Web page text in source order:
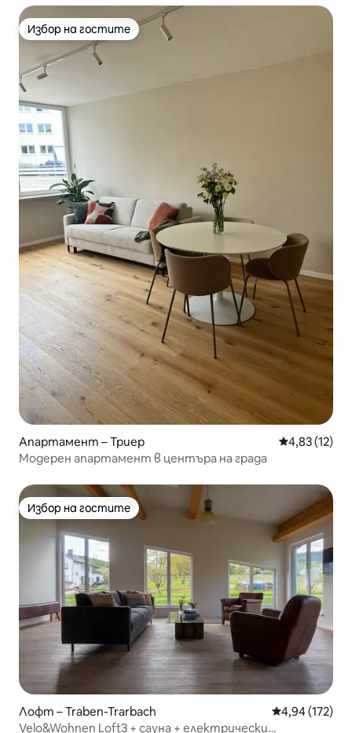
Избор на гостите
Избор на гостите
Апартамент – Триер Средна
4,83 (12)
Модерен апартамент в центъра на града
Избор на гостите
Избор на гостите
Лофт – Traben-Trarbach Средна
4,94 (172)
Velo&Wohnen Loft3 + сауна + електрически